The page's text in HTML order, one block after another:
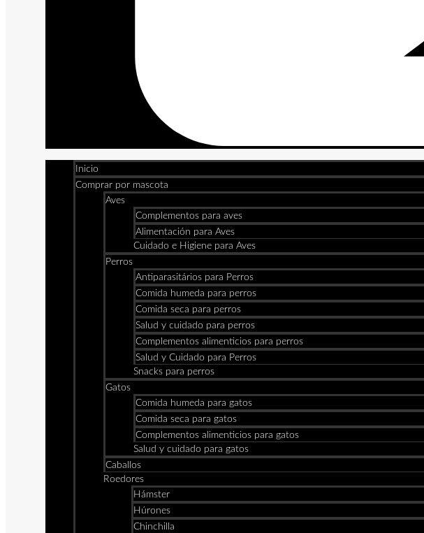
Inicio
Comprar por mascota
Aves
Complementos para aves
Alimentación para Aves
Cuidado e Higiene para Aves
Perros
Antiparasitários para Perros
Comida humeda para perros
Comida seca para perros
Salud y cuidado para perros
Complementos alimenticios para perros
Salud y Cuidado para Perros
Snacks para perros
Gatos
Comida humeda para gatos
Comida seca para gatos
Complementos alimenticios para gatos
Salud y cuidado para gatos
Caballos
Roedores
Hámster
Húrones
Chinchilla